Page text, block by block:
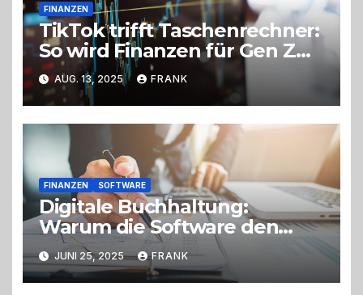
FINANZEN
TikTok trifft Taschenrechner:
So wird Finanzen für Gen Z
interessant
AUG. 13, 2025 FRANK
FINANZEN SOFTWARE
Digitale Buchhaltung:
Warum die Software den
Unterschied macht
JUNI 25, 2025 FRANK